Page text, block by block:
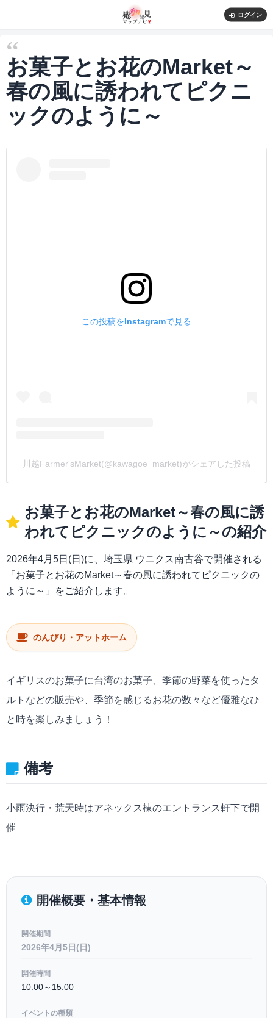
ログイン
お菓子とお花のMarket～
春の風に誘われてピクニ
ックのように～
この投稿をInstagramで見る
川越Farmer'sMarket(@kawagoe_market)がシェアした投稿
お菓子とお花のMarket～春の風に誘
われてピクニックのように～の紹介
2026年4月5日(日)に、埼玉県 ウニクス南古谷で開催される
「お菓子とお花のMarket～春の風に誘われてピクニックの
ように～」をご紹介します。
のんびり・アットホーム
イギリスのお菓子に台湾のお菓子、季節の野菜を使ったタ
ルトなどの販売や、季節を感じるお花の数々など優雅なひ
と時を楽しみましょう！
備考
小雨決行・荒天時はアネックス棟のエントランス軒下で開
催
開催概要・基本情報
開催期間
2026年4月5日(日)
開催時間
10:00～15:00
イベントの種類